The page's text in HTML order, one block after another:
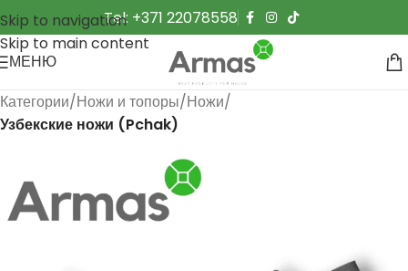
Skip to navigation
Skip to main content
Tel: +371 22078558
МЕНЮ
Категории Ножи и топоры Ножи
Узбекские ножи (Pchak)